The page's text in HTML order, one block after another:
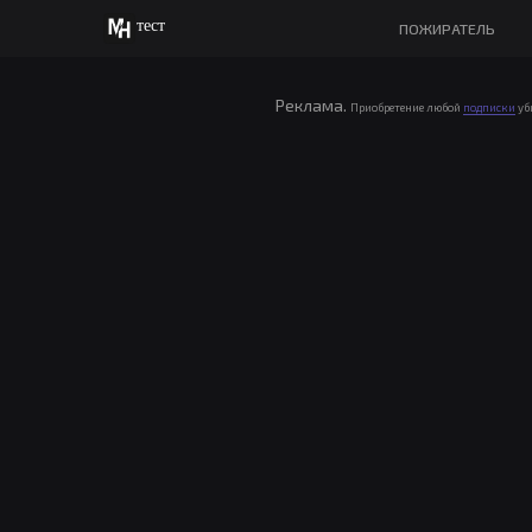
тест ПОЖИРАТЕЛЬ
Реклама. Приобретение любой подписки